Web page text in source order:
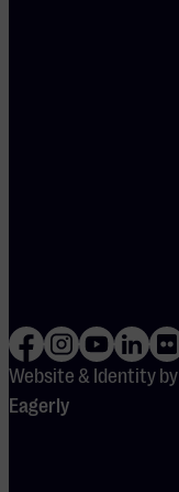
Website & Identity by
Eagerly
Philzuid breekt een
lans voor zijn weinig
gehoorde Symfonie in
C. In deze groots